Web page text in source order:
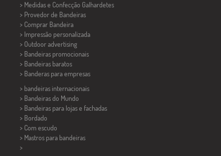
> Medidas e Confecção Galhardetes
> Provedor de Bandeiras
> Comprar Bandeira
> Impressão personalizada
> Outdoor advertising
> Bandeiras promocionais
> Bandeiras baratos
> Banderas para empresas
> bandeiras internacionais
> Bandeiras do Mundo
> Bandeiras para lojas e fachadas
> Bordado
> Com escudo
> Mastros para bandeiras
>